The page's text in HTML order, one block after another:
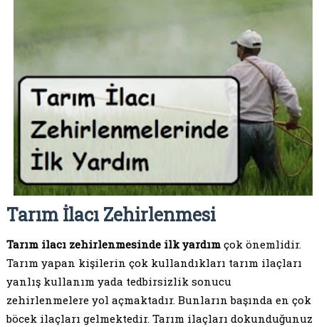
Tarım İlacı Zehirlenmesi
Tarım ilacı zehirlenmesinde ilk yardım çok önemlidir.
Tarım yapan kişilerin çok kullandıkları tarım ilaçları
yanlış kullanım yada tedbirsizlik sonucu
zehirlenmelere yol açmaktadır. Bunların başında en çok
böcek ilaçları gelmektedir. Tarım ilaçları dokunduğunuz